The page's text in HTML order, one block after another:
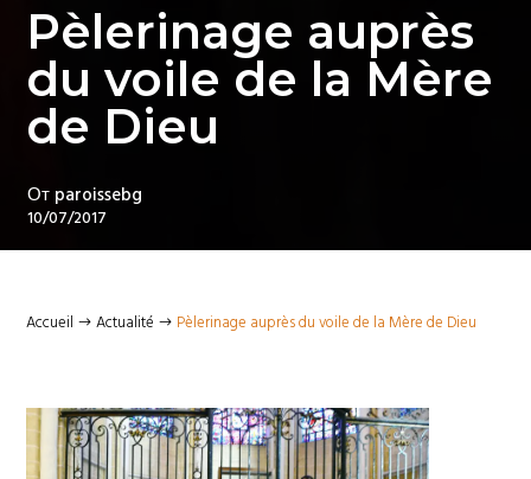
Pèlerinage auprès
du voile de la Mère
de Dieu
От paroissebg
10/07/2017
Accueil $ Actualité $ Pèlerinage auprès du voile de la Mère de Dieu